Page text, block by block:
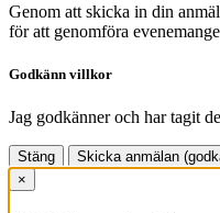
Genom att skicka in din
för att genomföra
Godkänn villkor
Jag godkänner och har tagit
Stäng
Skicka anmälan
×